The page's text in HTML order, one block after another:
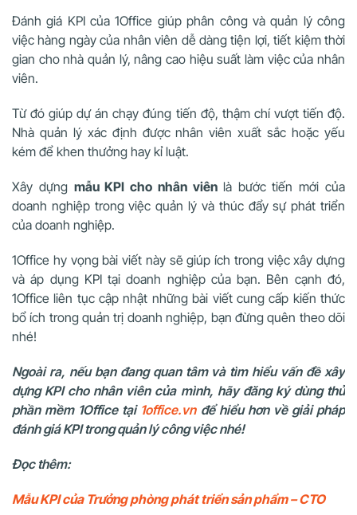
Đánh giá KPI của 1Office giúp phân công và quản lý công
việc hàng ngày của nhân viên dễ dàng tiện lợi, tiết kiệm thời
gian cho nhà quản lý, nâng cao hiệu suất làm việc của nhân
viên.
Từ đó giúp dự án chạy đúng tiến độ, thậm chí vượt tiến độ.
Nhà quản lý xác định được nhân viên xuất sắc hoặc yếu
kém để khen thưởng hay kỉ luật.
Xây dựng mẫu KPI cho nhân viên là bước tiến mới của
doanh nghiệp trong việc quản lý và thúc đẩy sự phát triển
của doanh nghiệp.
1Office hy vọng bài viết này sẽ giúp ích trong việc xây dựng
và áp dụng KPI tại doanh nghiệp của bạn. Bên cạnh đó,
1Office liên tục cập nhật những bài viết cung cấp kiến thức
bổ ích trong quản trị doanh nghiệp, bạn đừng quên theo dõi
nhé!
Ngoài ra, nếu bạn đang quan tâm và tìm hiểu vấn đề xây
dựng KPI cho nhân viên của mình, hãy đăng ký dùng thử
phần mềm 1Office tại 1office.vnđể hiểu hơn về giải pháp
đánh giá KPI trong quản lý công việc nhé!
Đọc thêm:
Mẫu KPI của Trưởng phòng phát triển sản phẩm – CTO